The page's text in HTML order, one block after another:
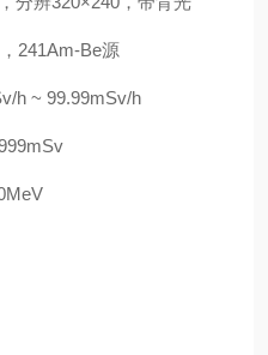
241Am-Be源
h ~ 99.99mSv/h